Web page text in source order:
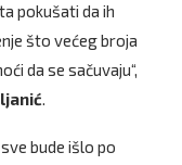
pokušati da ih
što većeg broja
da se sačuvaju“,
.
bude išlo po